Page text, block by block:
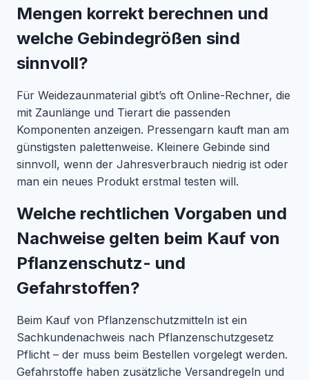
Mengen korrekt berechnen und
welche Gebindegrößen sind
sinnvoll?
Für Weidezaunmaterial gibt’s oft Online-Rechner, die
mit Zaunlänge und Tierart die passenden
Komponenten anzeigen. Pressengarn kauft man am
günstigsten palettenweise. Kleinere Gebinde sind
sinnvoll, wenn der Jahresverbrauch niedrig ist oder
man ein neues Produkt erstmal testen will.
Welche rechtlichen Vorgaben und
Nachweise gelten beim Kauf von
Pflanzenschutz- und
Gefahrstoffen?
Beim Kauf von Pflanzenschutzmitteln ist ein
Sachkundenachweis nach Pflanzenschutzgesetz
Pflicht – der muss beim Bestellen vorgelegt werden.
Gefahrstoffe haben zusätzliche Versandregeln und